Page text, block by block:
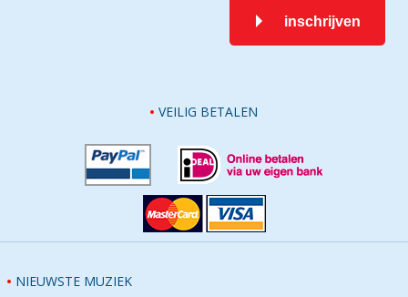
inschrijven
VEILIG BETALEN
NIEUWSTE MUZIEK